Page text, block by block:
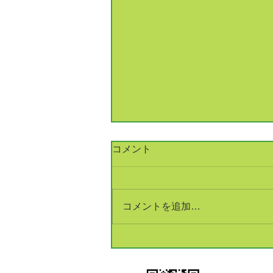
コメント
コメントを追加…